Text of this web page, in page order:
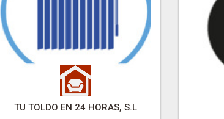
TU TOLDO EN 24 HORAS, S.L